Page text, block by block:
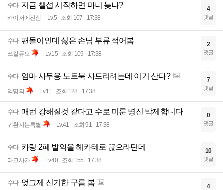
수다 지금 챌섭 시작하면 마니 늦나?
카이저에진심 Lv.5 조회 107 17:38
4
댓글
수다 편돌이인데 싫은 손님 부류 적어봄
쓰칼듀오 Lv.15 조회 109 17:38
2
댓글
수다 엄마 사무용 노트북 사드리려는데 이거 산다?
익명의 Lv.11 조회 128 17:38
7
댓글
수다 매번 강해질것 같다고 수로 미룬 병신 박제합니다
귀환자는특별 Lv.41 조회 91 17:38
0
댓글
수다 카링 2페 발악을 헤카테로 끊으라던데
타크사카 Lv.40 조회 155 17:38
10
댓글
수다 엊그제 신기한 구름 봄 4